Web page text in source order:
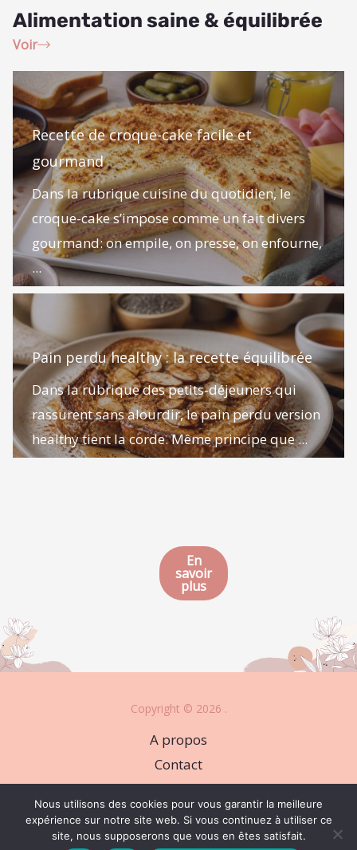
Alimentation saine & équilibrée
Voir
Recette de croque-cake facile et
gourmand
Dans la rubrique cuisine du quotidien, le
croque-cake s’impose comme un fait divers
gourmand: on empile, on presse, on enfourne,
...
Pain perdu healthy : la recette équilibrée
Dans la rubrique des petits-déjeuners qui
rassurent sans alourdir, le pain perdu version
healthy tient la corde. Même principe que ...
En
savoir
plus
Copyright © 2026 .
A propos
Contact
Plan du site
Mentions légales
Politique de confidentialité
Nous utilisons des cookies pour vous garantir la meilleure
expérience sur notre site web. Si vous continuez à utiliser ce
site, nous supposerons que vous en êtes satisfait.